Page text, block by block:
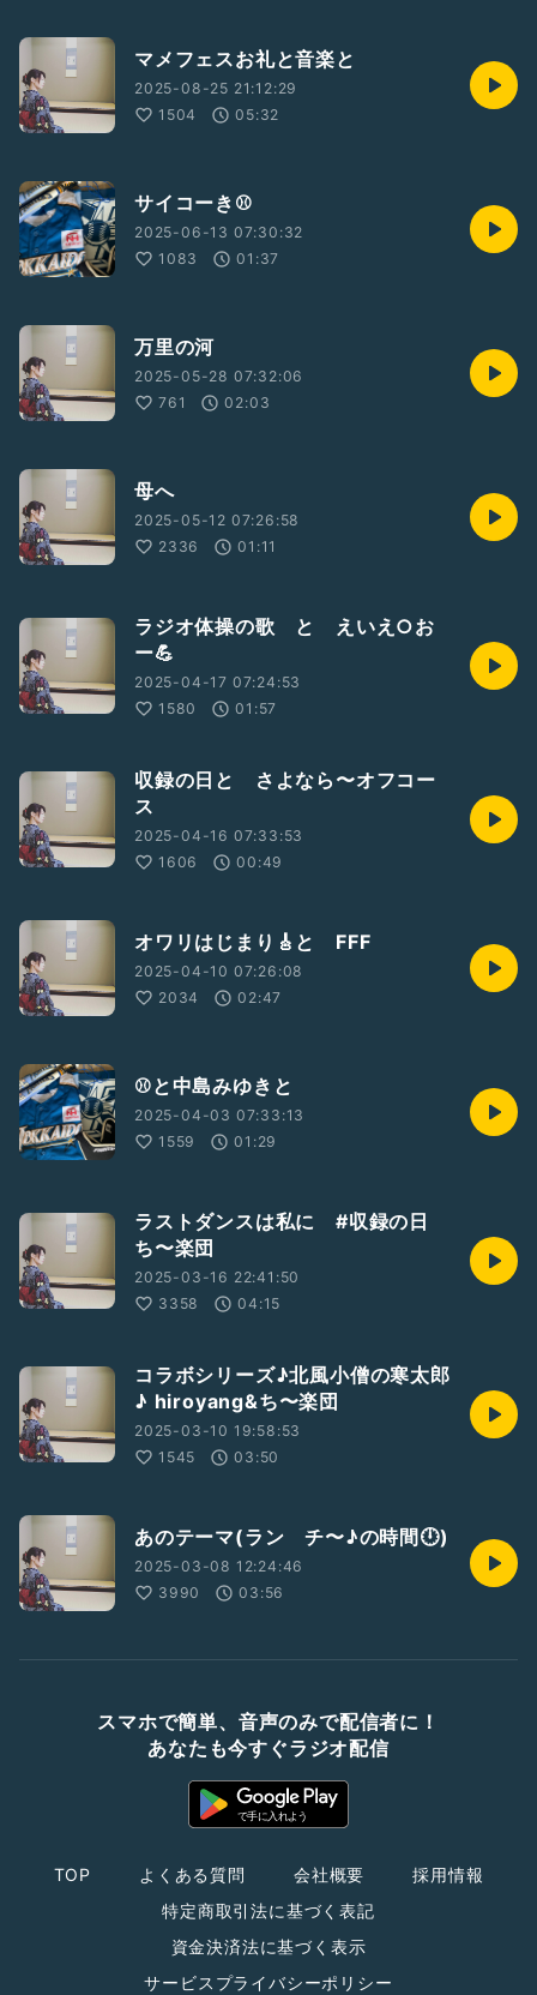
マメフェスお礼と音楽と
2025-08-25 21:12:29
1504
05:32
サイコーき⚾️
2025-06-13 07:30:32
1083
01:37
万里の河
2025-05-28 07:32:06
761
02:03
母へ
2025-05-12 07:26:58
2336
01:11
ラジオ体操の歌 と えいえ○お
ー💪
2025-04-17 07:24:53
1580
01:57
収録の日と さよなら〜オフコー
ス
2025-04-16 07:33:53
1606
00:49
オワリはじまり🎸と FFF
2025-04-10 07:26:08
2034
02:47
⚾️と中島みゆきと
2025-04-03 07:33:13
1559
01:29
ラストダンスは私に #収録の日
ち〜楽団
2025-03-16 22:41:50
3358
04:15
コラボシリーズ♪北風小僧の寒太郎
♪ hiroyang&ち〜楽団
2025-03-10 19:58:53
1545
03:50
あのテーマ(ラン チ〜♪の時間🕛)
2025-03-08 12:24:46
3990
03:56
スマホで簡単、音声のみで配信者に！
あなたも今すぐラジオ配信
TOP よくある質問 会社概要
採用情報
特定商取引法に基づく表記
資金決済法に基づく表示
サービスプライバシーポリシー